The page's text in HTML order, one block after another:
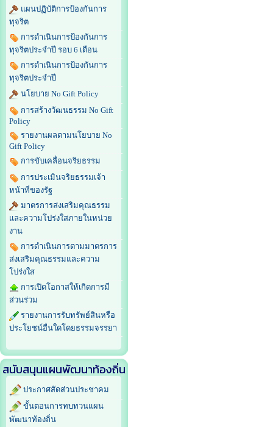
แผนปฏิบัติการป้องกันการ
ทุจริต
การดำเนินการป้องกันการ
ทุจริตประจำปี รอบ 6 เดือน
การดำเนินการป้องกันการ
ทุจริตประจำปี
นโยบาย No Gift Policy
การสร้างวัฒนธรรม No Gift
Policy
รายงานผลตามนโยบาย No
Gift Policy
การขับเคลื่อนจริยธรรม
การประเมินจริยธรรมเจ้า
หน้าที่ของรัฐ
มาตรการส่งเสริมคุณธรรม
และความโปร่งใสภายในหน่วย
งาน
การดำเนินการตามมาตรการ
ส่งเสริมคุณธรรมและความ
โปร่งใส
การเปิดโอกาสให้เกิดการมี
ส่วนร่วม
รายงานการรับทรัพย์สินหรือ
ประโยชน์อื่นใดโดยธรรมจรรยา
สนับสนุนแผนพัฒนาท้องถิ่น
ประกาศสัดส่วนประชาคม
ขั้นตอนการทบทวนแผน
พัฒนาท้องถิ่น